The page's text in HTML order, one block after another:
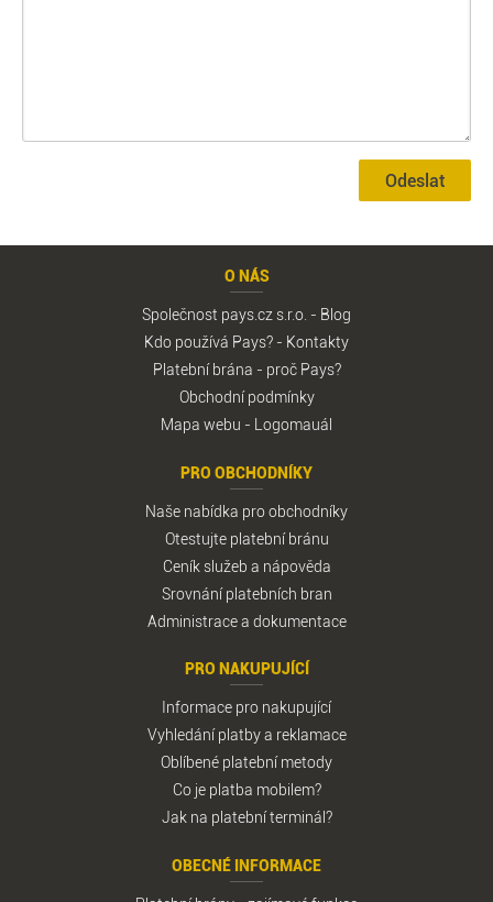
Odeslat
O NÁS
Společnost pays.cz s.r.o. - Blog
Kdo používá Pays? - Kontakty
Platební brána - proč Pays?
Obchodní podmínky
Mapa webu - Logomauál
PRO OBCHODNÍKY
Naše nabídka pro obchodníky
Otestujte platební bránu
Ceník služeb a nápověda
Srovnání platebních bran
Administracea dokumentace
PRO NAKUPUJÍCÍ
Informace pro nakupující
Vyhledání platbya reklamace
Oblíbené platební metody
Co je platba mobilem?
Jak na platební terminál?
OBECNÉ INFORMACE